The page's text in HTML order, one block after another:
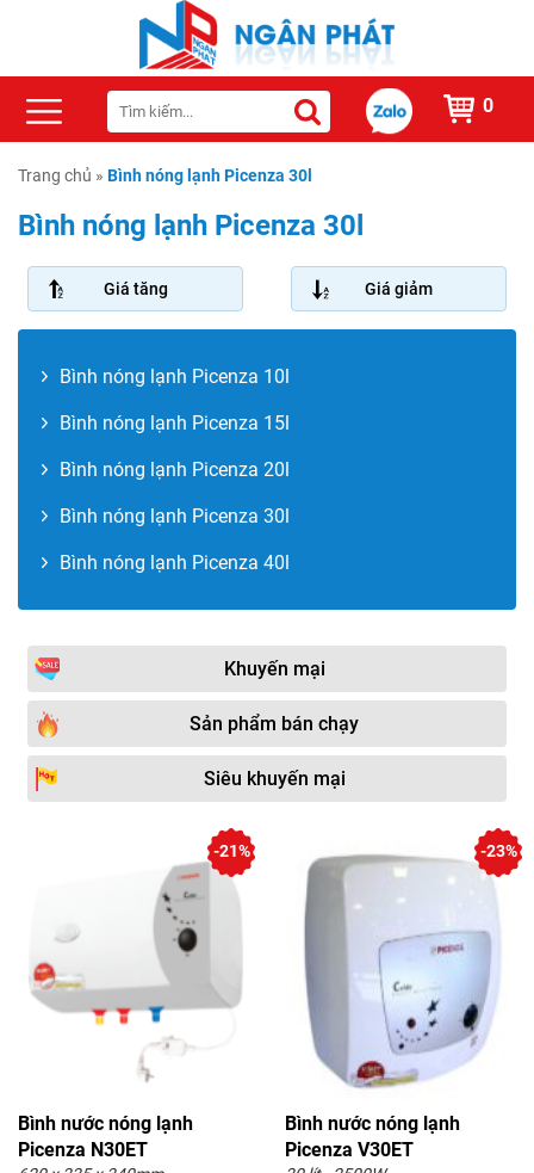
0
Trang chủ » Bình nóng lạnh Picenza 30l
Bình nóng lạnh Picenza 30l
Giá tăng Giá giảm
Bình nóng lạnh Picenza 10l
Bình nóng lạnh Picenza 15l
Bình nóng lạnh Picenza 20l
Bình nóng lạnh Picenza 30l
Bình nóng lạnh Picenza 40l
Khuyến mại
Sản phẩm bán chạy
Siêu khuyến mại
Bình nước nóng lạnh
Picenza N30ET
-21%
Bình nước nóng lạnh
Picenza V30ET
-23%